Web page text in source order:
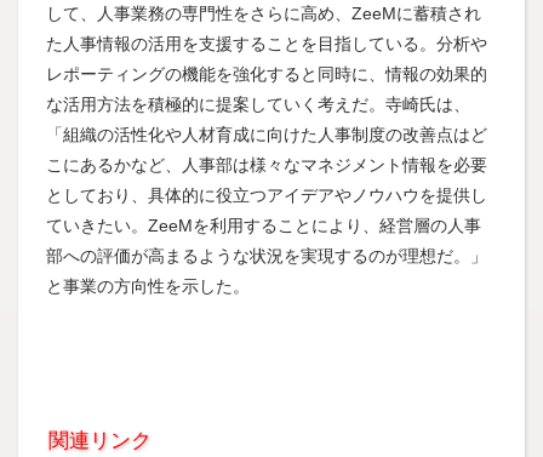
して、人事業務の専門性をさらに高め、ZeeMに蓄積され
た人事情報の活用を支援することを目指している。分析や
レポーティングの機能を強化すると同時に、情報の効果的
な活用方法を積極的に提案していく考えだ。寺崎氏は、
「組織の活性化や人材育成に向けた人事制度の改善点はど
こにあるかなど、人事部は様々なマネジメント情報を必要
としており、具体的に役立つアイデアやノウハウを提供し
ていきたい。ZeeMを利用することにより、経営層の人事
部への評価が高まるような状況を実現するのが理想だ。」
と事業の方向性を示した。
関連リンク